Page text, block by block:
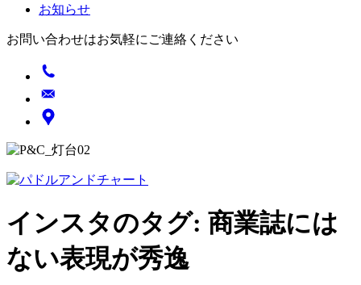
お知らせ
お問い合わせはお気軽にご連絡ください
インスタのタグ: 商業誌には
ない表現が秀逸